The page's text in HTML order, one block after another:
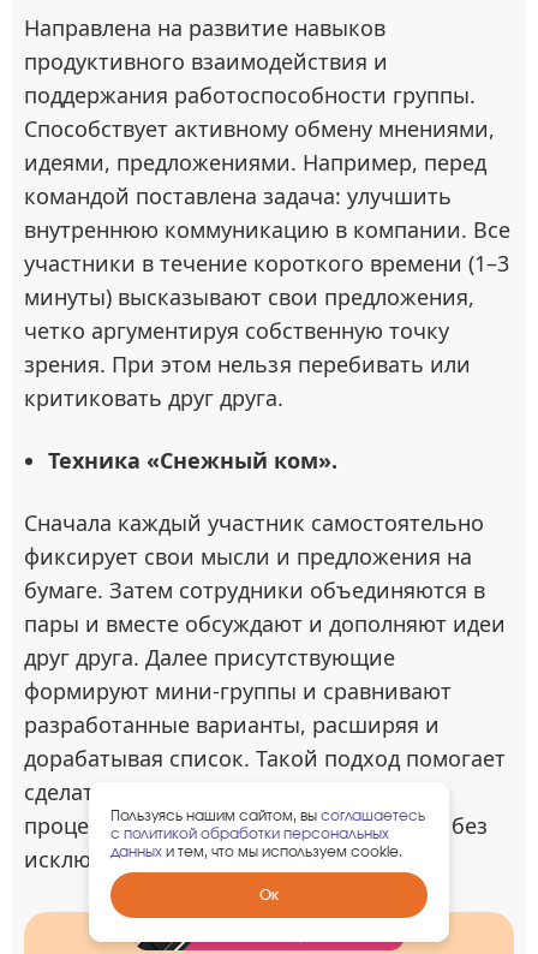
Направлена на развитие навыков
продуктивного взаимодействия и
поддержания работоспособности группы.
Способствует активному обмену мнениями,
идеями, предложениями. Например, перед
командой поставлена задача: улучшить
внутреннюю коммуникацию в компании. Все
участники в течение короткого времени (1–3
минуты) высказывают свои предложения,
четко аргументируя собственную точку
зрения. При этом нельзя перебивать или
критиковать друг друга.
Техника «Снежный ком».
Сначала каждый участник самостоятельно
фиксирует свои мысли и предложения на
бумаге. Затем сотрудники объединяются в
пары и вместе обсуждают и дополняют идеи
друг друга. Далее присутствующие
формируют мини-группы и сравнивают
разработанные варианты, расширяя и
дорабатывая список. Такой подход помогает
сделать обсуждение коллективным
процессом и вовлечь в работу каждого без
исключения.
Забрать
гарантированный
Пользуясь нашим сайтом, вы соглашаетесь
с политикой обработки персональных
данных и тем, что мы используем cookie.
Ок